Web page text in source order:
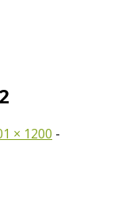
× 1200 -